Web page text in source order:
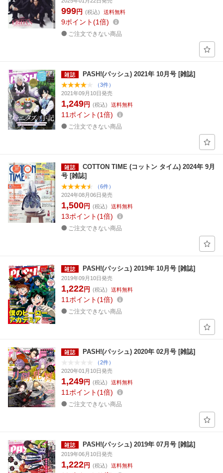
999円 (税込) 送料無料
9ポイント 1倍
ご注文できない商品
PASH!(パッシュ) 2021年 10月号 [雑誌]
（3件）
2021年09月10日発売
1,249円 (税込) 送料無料
11 ポイント 1倍
ご注文できない商品
COTTON TIME (コットン タイム) 2024年 9月
号 [雑誌]
（6件）
2024年08月06日発売
1,500円 (税込) 送料無料
13ポイント 1倍
ご注文できない商品
PASH!(パッシュ) 2019年 10月号 [雑誌]
2019年09月10日発売
1,222円 (税込) 送料無料
11 ポイント 1倍
ご注文できない商品
PASH!(パッシュ) 2020年 02月号 [雑誌]
（2件）
2020年01月10日発売
1,249円 (税込) 送料無料
11 ポイント 1倍
ご注文できない商品
PASH!(パッシュ) 2019年 07月号 [雑誌]
2019年06月10日発売
1,222円 (税込) 送料無料